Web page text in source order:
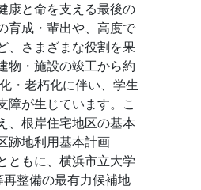
康と命を支える最後の
育成・輩出や、高度で
、さまざまな役割を果
物・施設の竣工から約
・老朽化に伴い、学生
障が生じています。こ
、根岸住宅地区の基本
跡地利用基本計画
ともに、横浜市立大学
整備の最有力候補地